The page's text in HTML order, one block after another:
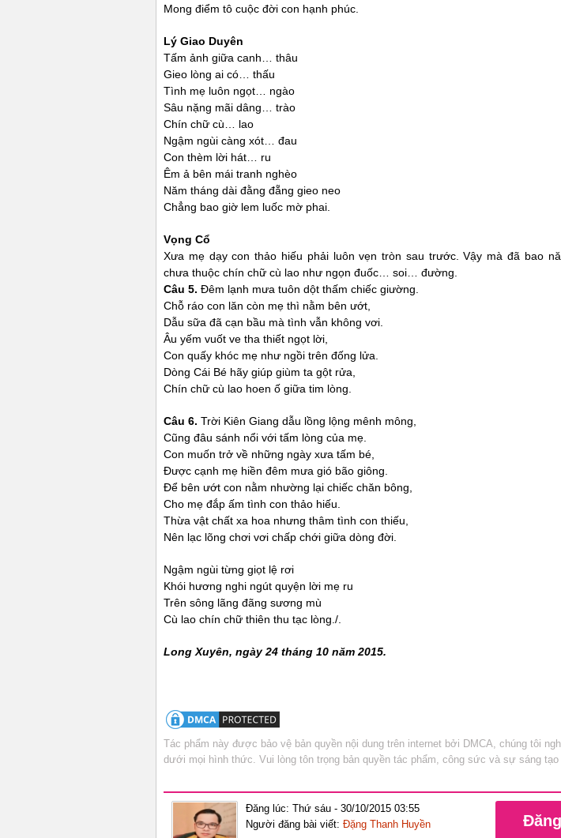
Mong điểm tô cuộc đời con hạnh phúc.
Lý Giao Duyên
Tấm ảnh giữa canh… thâu
Gieo lòng ai có… thấu
Tình mẹ luôn ngọt… ngào
Sâu nặng mãi dâng… trào
Chín chữ cù… lao
Ngậm ngùi càng xót… đau
Con thèm lời hát… ru
Êm ả bên mái tranh nghèo
Năm tháng dài đằng đẵng gieo neo
Chẳng bao giờ lem luốc mờ phai.
Vọng Cổ
Xưa mẹ dạy con thảo hiếu phải luôn vẹn tròn sau trước. Vậy mà đã bao
chưa thuộc chín chữ cù lao như ngọn đuốc… soi… đường.
Câu 5. Đêm lạnh mưa tuôn dột thấm chiếc giường.
Chỗ ráo con lăn còn mẹ thì nằm bên ướt,
Dẫu sữa đã cạn bầu mà tình vẫn không vơi.
Âu yếm vuốt ve tha thiết ngọt lời,
Con quấy khóc mẹ như ngồi trên đống lửa.
Dòng Cái Bé hãy giúp giùm ta gột rửa,
Chín chữ cù lao hoen ố giữa tim lòng.
Câu 6. Trời Kiên Giang dẫu lồng lộng mênh mông,
Cũng đâu sánh nổi với tấm lòng của mẹ.
Con muốn trở về những ngày xưa tấm bé,
Được cạnh mẹ hiền đêm mưa gió bão giông.
Để bên ướt con nằm nhường lại chiếc chăn bông,
Cho mẹ đắp ấm tình con thảo hiếu.
Thừa vật chất xa hoa nhưng thâm tình con thiếu,
Nên lạc lõng chơi vơi chấp chới giữa dòng đời.
Ngậm ngùi từng giọt lệ rơi
Khói hương nghi ngút quyện lời mẹ ru
Trên sông lãng đãng sương mù
Cù lao chín chữ thiên thu tạc lòng./.
Long Xuyên, ngày 24 tháng 10 năm 2015.
Tác phẩm này được bảo vệ bản quyền nội dung trên internet bởi DMCA, chúng tôi
dưới mọi hình thức. Vui lòng tôn trọng bản quyền tác phẩm, công sức và sự sáng tạo
Đăng lúc: Thứ sáu - 30/10/2015 03:55
Người đăng bài viết: Đặng Thanh Huyền